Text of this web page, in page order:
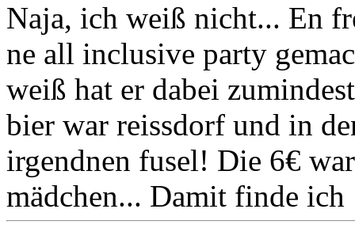
Naja, ich weiß nicht... En
ne all inclusive party
weiß hat er dabei
bier war reissdorf und in
irgendnen fusel! Die 6€
mädchen... Damit finde